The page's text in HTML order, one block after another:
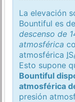
La elevación
Bountiful es
descenso de
atmosférica
atmosférica
Esto supone
Bountiful
atmosférica
presión